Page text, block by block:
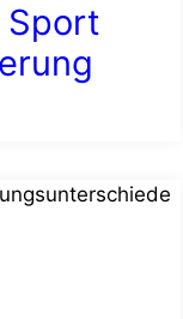
Sport